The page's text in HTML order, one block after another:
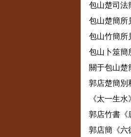
包山楚司法
包山楚
包山竹
包山卜
關于包
郭店楚
《太一
郭店竹
郭店簡